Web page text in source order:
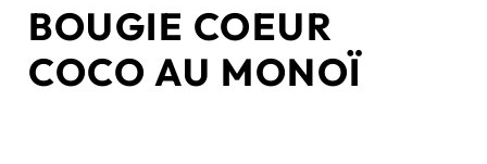
BOUGIE COEUR
COCO AU MONOÏ